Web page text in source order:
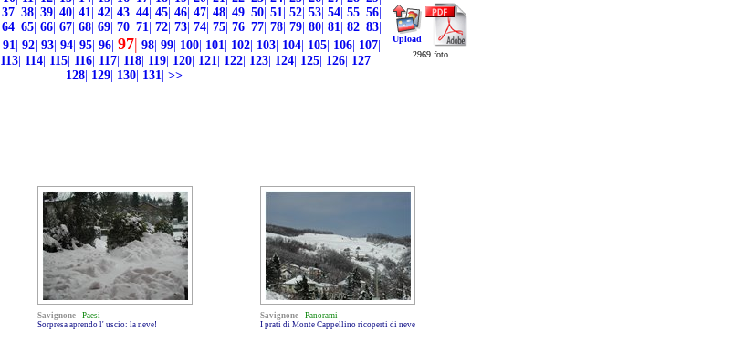
37| 38| 39| 40| 41| 42| 43| 44| 45| 46| 47| 48| 49| 50| 51| 52| 53| 54| 55| 56|
64| 65| 66| 67| 68| 69| 70| 71| 72| 73| 74| 75| 76| 77| 78| 79| 80| 81| 82| 83|
91| 92| 93| 94| 95| 96| 97| 98| 99| 100| 101| 102| 103| 104| 105| 106| 107|
113| 114| 115| 116| 117| 118| 119| 120| 121| 122| 123| 124| 125| 126| 127|
128 129 130 131 >>
Upload
2969 foto
Savignone - Paesi
Sorpresa aprendo l' uscio: la neve!
Savignone - Panorami
I prati di Monte Cappellino ricoperti di neve